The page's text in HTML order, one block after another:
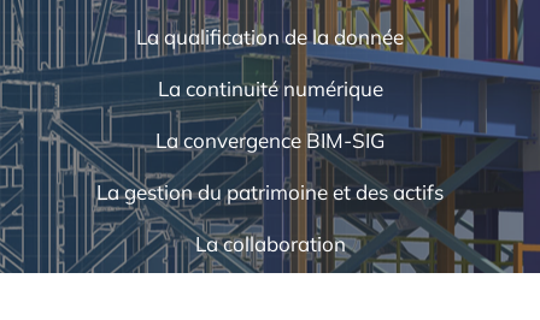
La qualification de la donnée
La continuité numérique
La convergence BIM-SIG
La gestion du patrimoine et des actifs
La collaboration